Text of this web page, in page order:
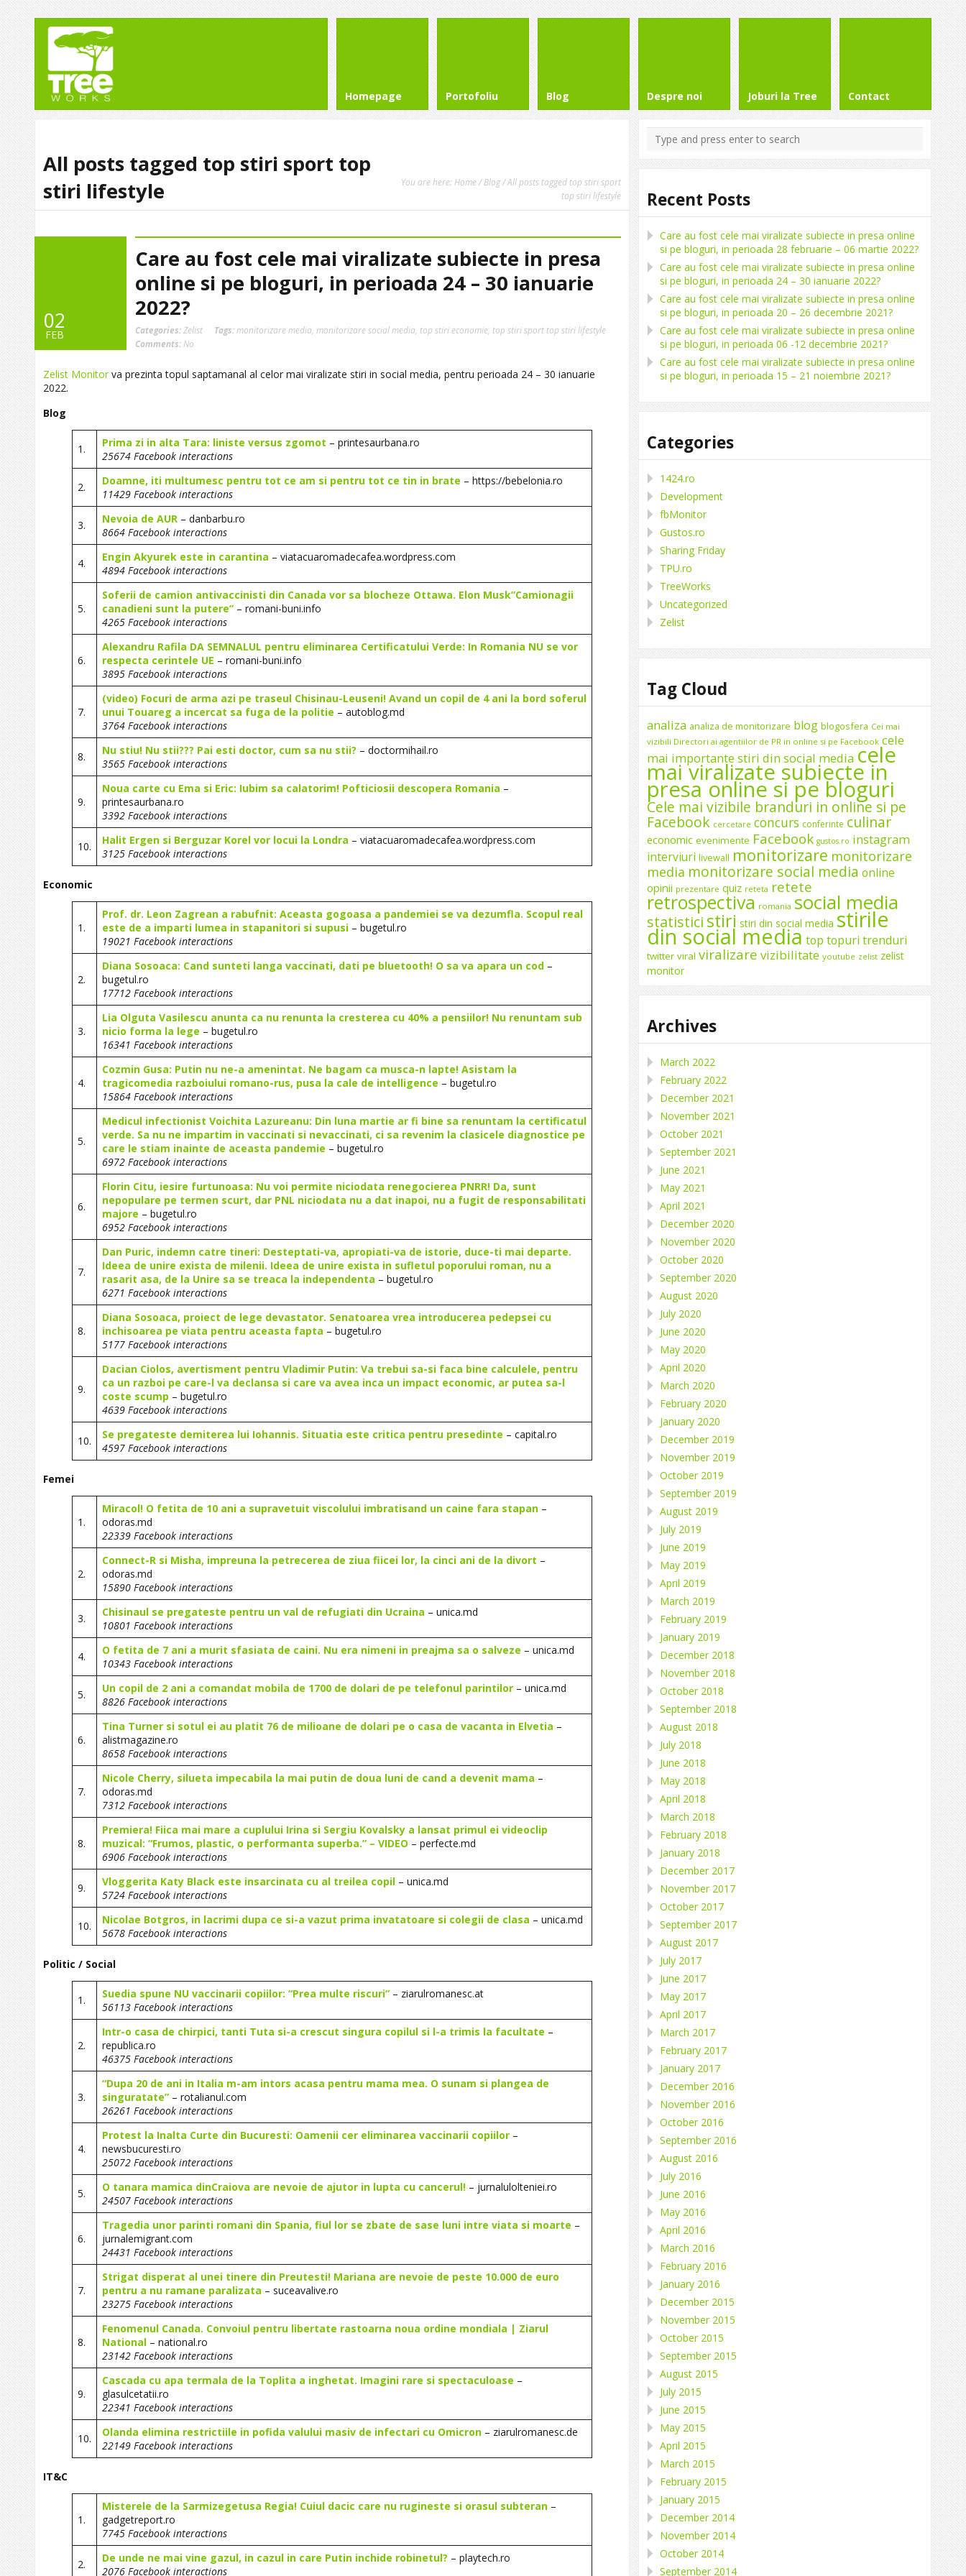
Homepage Portofoliu Blog Despre noi Joburi la Tree Contact
All posts tagged top stiri sport top
stiri lifestyle
You are here: Home/Blog/ All posts tagged top stiri sport
top stiri lifestyle
02
FEB
Care au fost cele mai viralizate subiecte in presa
online si pe bloguri, in perioada 24 – 30 ianuarie
2022?
Categories:Zelist Tags: monitorizare media monitorizare social media top stiri economie top stiri sport top stiri lifestyle
Comments: No
Zelist Monitorva prezinta topul saptamanal al celor mai viralizate stiri in social media, pentru perioada 24 – 30 ianuarie
2022.
Blog
1. Prima zi in alta Tara: liniste versus zgomot – printesaurbana.ro
25674 Facebook interactions
2. Doamne, iti multumesc pentru tot ce am si pentru tot ce tin in brate – https://bebelonia.ro
11429 Facebook interactions
3. Nevoia de AUR – danbarbu.ro
8664 Facebook interactions
4. Engin Akyurek este in carantina – viatacuaromadecafea.wordpress.com
4894 Facebook interactions
5.
Soferii de camion antivaccinisti din Canada vor sa blocheze Ottawa. Elon Musk”Camionagii
canadieni sunt la putere” – romani-buni.info
4265 Facebook interactions
6.
Alexandru Rafila DA SEMNALUL pentru eliminarea Certificatului Verde: In Romania NU se vor
respecta cerintele UE – romani-buni.info
3895 Facebook interactions
7.
(video) Focuri de arma azi pe traseul Chisinau-Leuseni! Avand un copil de 4 ani la bord soferul
unui Touareg a incercat sa fuga de la politie – autoblog.md
3764 Facebook interactions
8. Nu stiu! Nu stii??? Pai esti doctor, cum sa nu stii? – doctormihail.ro
3565 Facebook interactions
9.
Noua carte cu Ema si Eric: Iubim sa calatorim! Pofticiosii descopera Romania –
printesaurbana.ro
3392 Facebook interactions
10. Halit Ergen si Berguzar Korel vor locui la Londra – viatacuaromadecafea.wordpress.com
3125 Facebook interactions
Economic
1.
Prof. dr. Leon Zagrean a rabufnit: Aceasta gogoasa a pandemiei se va dezumfla. Scopul real
este de a imparti lumea in stapanitori si supusi – bugetul.ro
19021 Facebook interactions
2.
Diana Sosoaca: Cand sunteti langa vaccinati, dati pe bluetooth! O sa va apara un cod –
bugetul.ro
17712 Facebook interactions
3.
Lia Olguta Vasilescu anunta ca nu renunta la cresterea cu 40% a pensiilor! Nu renuntam sub
nicio forma la lege – bugetul.ro
16341 Facebook interactions
4.
Cozmin Gusa: Putin nu ne-a amenintat. Ne bagam ca musca-n lapte! Asistam la
tragicomedia razboiului romano-rus, pusa la cale de intelligence – bugetul.ro
15864 Facebook interactions
5.
Medicul infectionist Voichita Lazureanu: Din luna martie ar fi bine sa renuntam la certificatul
verde. Sa nu ne impartim in vaccinati si nevaccinati, ci sa revenim la clasicele diagnostice pe
care le stiam inainte de aceasta pandemie – bugetul.ro
6972 Facebook interactions
6.
Florin Citu, iesire furtunoasa: Nu voi permite niciodata renegocierea PNRR! Da, sunt
nepopulare pe termen scurt, dar PNL niciodata nu a dat inapoi, nu a fugit de responsabilitati
majore – bugetul.ro
6952 Facebook interactions
7.
Dan Puric, indemn catre tineri: Desteptati-va, apropiati-va de istorie, duce-ti mai departe.
Ideea de unire exista de milenii. Ideea de unire exista in sufletul poporului roman, nu a
rasarit asa, de la Unire sa se treaca la independenta – bugetul.ro
6271 Facebook interactions
8.
Diana Sosoaca, proiect de lege devastator. Senatoarea vrea introducerea pedepsei cu
inchisoarea pe viata pentru aceasta fapta – bugetul.ro
5177 Facebook interactions
9.
Dacian Ciolos, avertisment pentru Vladimir Putin: Va trebui sa-si faca bine calculele, pentru
ca un razboi pe care-l va declansa si care va avea inca un impact economic, ar putea sa-l
coste scump – bugetul.ro
4639 Facebook interactions
10. Se pregateste demiterea lui Iohannis. Situatia este critica pentru presedinte – capital.ro
4597 Facebook interactions
Femei
1.
Miracol! O fetita de 10 ani a supravetuit viscolului imbratisand un caine fara stapan –
odoras.md
22339 Facebook interactions
2.
Connect-R si Misha, impreuna la petrecerea de ziua fiicei lor, la cinci ani de la divort –
odoras.md
15890 Facebook interactions
3. Chisinaul se pregateste pentru un val de refugiati din Ucraina – unica.md
10801 Facebook interactions
4. O fetita de 7 ani a murit sfasiata de caini. Nu era nimeni in preajma sa o salveze – unica.md
10343 Facebook interactions
5. Un copil de 2 ani a comandat mobila de 1700 de dolari de pe telefonul parintilor – unica.md
8826 Facebook interactions
6.
Tina Turner si sotul ei au platit 76 de milioane de dolari pe o casa de vacanta in Elvetia –
alistmagazine.ro
8658 Facebook interactions
7.
Nicole Cherry, silueta impecabila la mai putin de doua luni de cand a devenit mama –
odoras.md
7312 Facebook interactions
8.
Premiera! Fiica mai mare a cuplului Irina si Sergiu Kovalsky a lansat primul ei videoclip
muzical: “Frumos, plastic, o performanta superba.” – VIDEO – perfecte.md
6906 Facebook interactions
9. Vloggerita Katy Black este insarcinata cu al treilea copil – unica.md
5724 Facebook interactions
10. Nicolae Botgros, in lacrimi dupa ce si-a vazut prima invatatoare si colegii de clasa – unica.md
5678 Facebook interactions
Politic / Social
1. Suedia spune NU vaccinarii copiilor: “Prea multe riscuri” – ziarulromanesc.at
56113 Facebook interactions
2.
Intr-o casa de chirpici, tanti Tuta si-a crescut singura copilul si l-a trimis la facultate –
republica.ro
46375 Facebook interactions
3.
“Dupa 20 de ani in Italia m-am intors acasa pentru mama mea. O sunam si plangea de
singuratate” – rotalianul.com
26261 Facebook interactions
4.
Protest la Inalta Curte din Bucuresti: Oamenii cer eliminarea vaccinarii copiilor –
newsbucuresti.ro
25072 Facebook interactions
5. O tanara mamica dinCraiova are nevoie de ajutor in lupta cu cancerul! – jurnalulolteniei.ro
24507 Facebook interactions
6.
Tragedia unor parinti romani din Spania, fiul lor se zbate de sase luni intre viata si moarte –
jurnalemigrant.com
24431 Facebook interactions
7.
Strigat disperat al unei tinere din Preutesti! Mariana are nevoie de peste 10.000 de euro
pentru a nu ramane paralizata – suceavalive.ro
23275 Facebook interactions
8.
Fenomenul Canada. Convoiul pentru libertate rastoarna noua ordine mondiala | Ziarul
National – national.ro
23142 Facebook interactions
9.
Cascada cu apa termala de la Toplita a inghetat. Imagini rare si spectaculoase –
glasulcetatii.ro
22341 Facebook interactions
10. Olanda elimina restrictiile in pofida valului masiv de infectari cu Omicron – ziarulromanesc.de
22149 Facebook interactions
IT&C
1.
Misterele de la Sarmizegetusa Regia! Cuiul dacic care nu rugineste si orasul subteran –
gadgetreport.ro
7745 Facebook interactions
2. De unde ne mai vine gazul, in cazul in care Putin inchide robinetul? – playtech.ro
2076 Facebook interactions
Recent Posts
Care au fost cele mai viralizate subiecte in presa online
si pe bloguri, in perioada 28 februarie – 06 martie 2022?
Care au fost cele mai viralizate subiecte in presa online
si pe bloguri, in perioada 24 – 30 ianuarie 2022?
Care au fost cele mai viralizate subiecte in presa online
si pe bloguri, in perioada 20 – 26 decembrie 2021?
Care au fost cele mai viralizate subiecte in presa online
si pe bloguri, in perioada 06 -12 decembrie 2021?
Care au fost cele mai viralizate subiecte in presa online
si pe bloguri, in perioada 15 – 21 noiembrie 2021?
Categories
1424.ro
Development
fbMonitor
Gustos.ro
Sharing Friday
TPU.ro
TreeWorks
Uncategorized
Zelist
Tag Cloud
analiza analiza de monitorizare blog blogosfera Cei mai
vizibili Directori ai agentiilor de PR in online si pe Facebook cele
mai importante stiri din social media cele
mai viralizate subiecte in
presa online si pe bloguri
Cele mai vizibile branduri in online si pe
Facebook cercetare concurs conferinte culinar
economic evenimente Facebook gustos.ro instagram
interviuri livewall monitorizare monitorizare
media monitorizare social media online
opinii prezentare quiz reteta retete
retrospectiva romania social media
statistici stiri stiri din social media stirile
din social media top topuri trenduri
twitter viral viralizare vizibilitate youtube zelist zelist
monitor
Archives
March 2022
February 2022
December 2021
November 2021
October 2021
September 2021
June 2021
May 2021
April 2021
December 2020
November 2020
October 2020
September 2020
August 2020
July 2020
June 2020
May 2020
April 2020
March 2020
February 2020
January 2020
December 2019
November 2019
October 2019
September 2019
August 2019
July 2019
June 2019
May 2019
April 2019
March 2019
February 2019
January 2019
December 2018
November 2018
October 2018
September 2018
August 2018
July 2018
June 2018
May 2018
April 2018
March 2018
February 2018
January 2018
December 2017
November 2017
October 2017
September 2017
August 2017
July 2017
June 2017
May 2017
April 2017
March 2017
February 2017
January 2017
December 2016
November 2016
October 2016
September 2016
August 2016
July 2016
June 2016
May 2016
April 2016
March 2016
February 2016
January 2016
December 2015
November 2015
October 2015
September 2015
August 2015
July 2015
June 2015
May 2015
April 2015
March 2015
February 2015
January 2015
December 2014
November 2014
October 2014
September 2014